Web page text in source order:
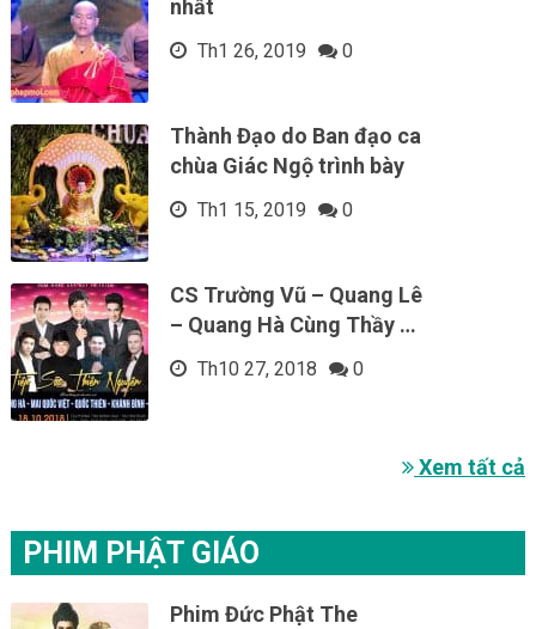
nhất
Th1 26, 2019 0
Thành Đạo do Ban đạo ca
chùa Giác Ngộ trình bày
Th1 15, 2019 0
CS Trường Vũ – Quang Lê
– Quang Hà Cùng Thầy …
Th10 27, 2018 0
Xem tất cả
PHIM PHẬT GIÁO
Phim Đức Phật The